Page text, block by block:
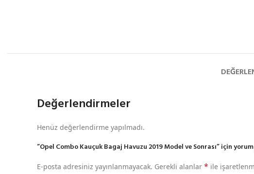
Değerlendirmeler
Henüz değerlendirme yapılmadı.
“Opel Combo Kauçuk Bagaj Havuzu 2019 Model ve Sonrası” için
E-posta adresiniz yayınlanmayacak. Gerekli alanlar * ile